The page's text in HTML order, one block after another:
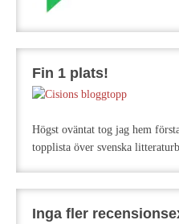
Fin 1 plats!
Högst oväntat tog jag hem
topplista över svenska
Inga fler